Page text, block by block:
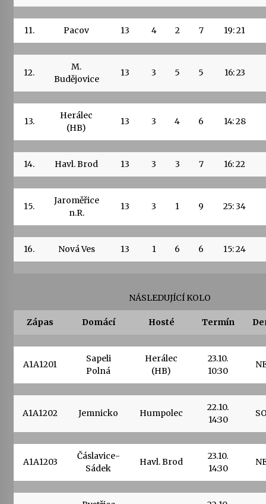
11. Pacov 13 4 2 7 19: 21
12.
M.
Budějovice
13 3 5 5 16: 23
13.
Herálec
(HB)
13 3 4 6 14: 28
14. Havl. Brod 13 3 3 7 16: 22
15.
Jaroměřice
n.R.
13 3 1 9 25: 34
16. Nová Ves 13 1 6 6 15: 24
NÁSLEDUJÍCÍ KOLO
Zápas Domácí Hosté Termín
A1A1201
Sapeli
Polná
Herálec
(HB)
23.10.
10:30
A1A1202 Jemnicko Humpolec
22.10.
14:30
A1A1203
Čáslavice-
Sádek
Havl. Brod
23.10.
14:30